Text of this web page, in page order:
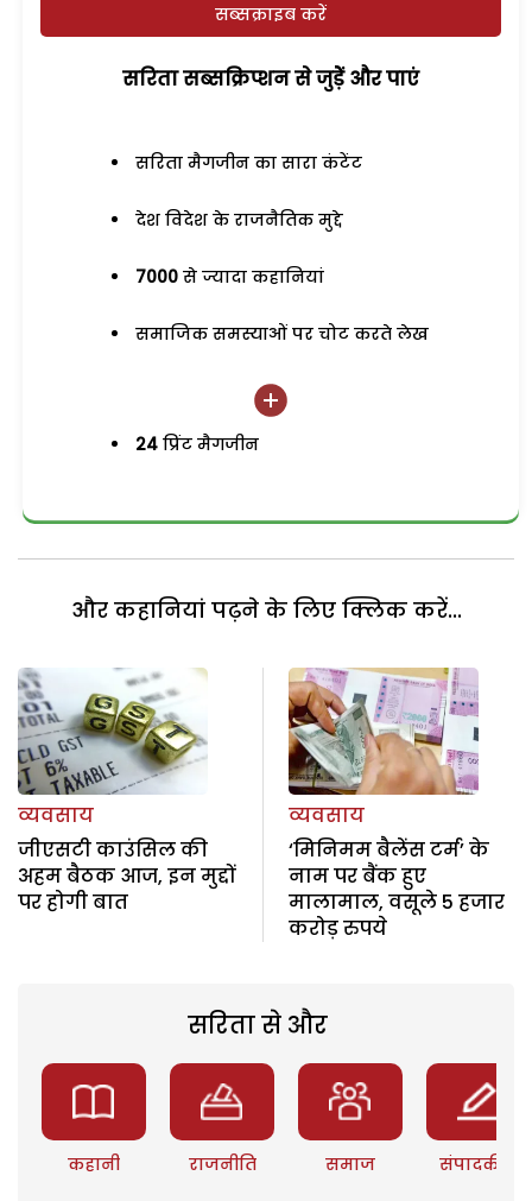
सब्सक्राइब करें
सरिता सब्सक्रिप्शन से जुड़ेें और पाएं
सरिता मैगजीन का सारा कंटेंट
देश विदेश के राजनैतिक मुद्दे
7000 से ज्यादा कहानियां
समाजिक समस्याओं पर चोट करते लेख
24 प्रिंट मैगजीन
और कहानियां पढ़ने के लिए क्लिक करें...
व्यवसाय
जीएसटी काउंसिल की
अहम बैठक आज, इन मुद्दों
पर होगी बात
व्यवसाय
‘मिनिमम बैलेंस टर्म’ के
नाम पर बैंक हुए
मालामाल, वसूले 5 हजार
करोड़ रुपये
सरिता से और
कहानी राजनीति समाज संपादकीय